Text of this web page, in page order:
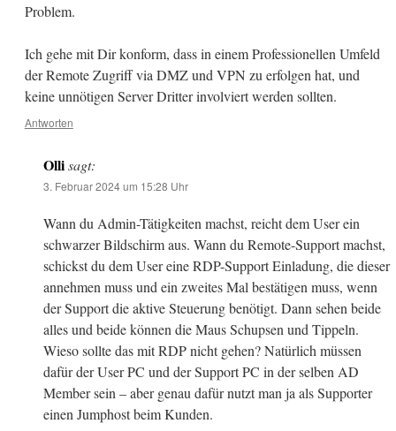
Problem.
Ich gehe mit Dir konform, dass in einem Professionellen Umfeld
der Remote Zugriff via DMZ und VPN zu erfolgen hat, und
keine unnötigen Server Dritter involviert werden sollten.
Antworten
Olli sagt:
3. Februar 2024 um 15:28 Uhr
Wann du Admin-Tätigkeiten machst, reicht dem User ein
schwarzer Bildschirm aus. Wann du Remote-Support machst,
schickst du dem User eine RDP-Support Einladung, die dieser
annehmen muss und ein zweites Mal bestätigen muss, wenn
der Support die aktive Steuerung benötigt. Dann sehen beide
alles und beide können die Maus Schupsen und Tippeln.
Wieso sollte das mit RDP nicht gehen? Natürlich müssen
dafür der User PC und der Support PC in der selben AD
Member sein – aber genau dafür nutzt man ja als Supporter
einen Jumphost beim Kunden.